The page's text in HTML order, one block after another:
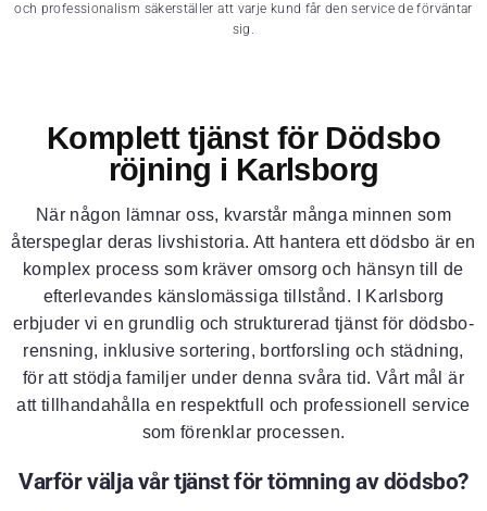
och professionalism säkerställer att varje kund får den service de förväntar
sig.
Komplett tjänst för Dödsbo
röjning i Karlsborg
När någon lämnar oss, kvarstår många minnen som
återspeglar deras livshistoria. Att hantera ett dödsbo är en
komplex process som kräver omsorg och hänsyn till de
efterlevandes känslomässiga tillstånd. I Karlsborg
erbjuder vi en grundlig och strukturerad tjänst för dödsbo-
rensning, inklusive sortering, bortforsling och städning,
för att stödja familjer under denna svåra tid. Vårt mål är
att tillhandahålla en respektfull och professionell service
som förenklar processen.
Varför välja vår tjänst för tömning av dödsbo?